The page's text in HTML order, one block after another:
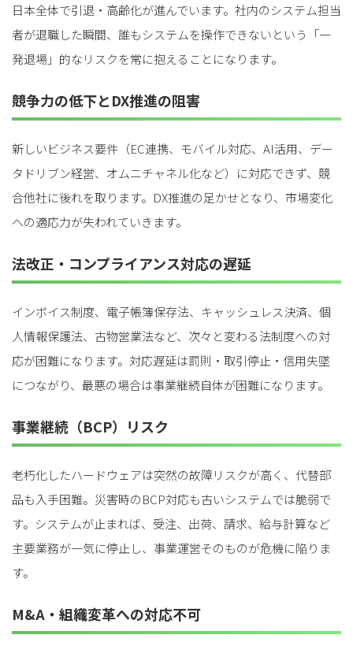
日本全体で引退・高齢化が進んでいます。社内のシステム担当
者が退職した瞬間、誰もシステムを操作できないという「一
発退場」的なリスクを常に抱えることになります。
競争力の低下とDX推進の阻害
新しいビジネス要件（EC連携、モバイル対応、AI活用、デー
タドリブン経営、オムニチャネル化など）に対応できず、競
合他社に後れを取ります。DX推進の足かせとなり、市場変化
への適応力が失われていきます。
法改正・コンプライアンス対応の遅延
インボイス制度、電子帳簿保存法、キャッシュレス決済、個
人情報保護法、古物営業法など、次々と変わる法制度への対
応が困難になります。対応遅延は罰則・取引停止・信用失墜
につながり、最悪の場合は事業継続自体が困難になります。
事業継続（BCP）リスク
老朽化したハードウェアは突然の故障リスクが高く、代替部
品も入手困難。災害時のBCP対応も古いシステムでは脆弱で
す。システムが止まれば、受注、出荷、請求、給与計算など
主要業務が一気に停止し、事業運営そのものが危機に陥りま
す。
M&A・組織変革への対応不可
for Retail小売業の方向けサービス
forReuse中古買取業者向けサービス
資料ダウンロードの一覧へ
for Retail小売業の方向けサービス
forReuse中古買取業者向けサービス
お問い合わせフォームへ